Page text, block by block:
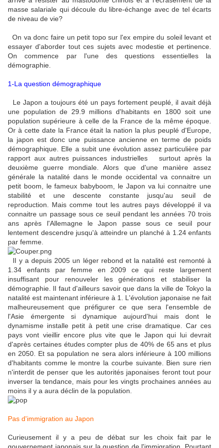
masse salariale qui découle du libre-échange avec de tel écarts
de niveau de vie?
On va donc faire un petit topo sur l'ex empire du soleil levant et
essayer d'aborder tout ces sujets avec modestie et pertinence.
On commence par l'une des questions essentielles la
démographie.
1-La question démographique
Le Japon a toujours été un pays fortement peuplé, il avait déjà
une population de 29.9 millions d'habitants en 1800 soit une
population supérieure à celle de la France de la même époque.
Or à cette date la France était la nation la plus peuplé d'Europe,
la japon est donc une puissance ancienne en terme de poids
démographique. Elle a subit une évolution assez particulière par
rapport aux autres puissances industrielles surtout après la
deuxième guerre mondiale. Alors que d'une manière assez
générale la natalité dans le monde occidental va connaitre un
petit boom, le fameux babyboom, le Japon va lui connaitre une
stabilité et une descente constante jusqu'au seuil de
reproduction. Mais comme tout les autres pays développé il va
connaitre un passage sous ce seuil pendant les années 70 trois
ans après l'Allemagne le Japon passe sous ce seuil pour
lentement descendre jusqu'à atteindre un planché à 1.24 enfants
par femme.
Il y a depuis 2005 un léger rebond et la natalité est remonté à
1.34 enfants par femme en 2009 ce qui reste largement
insuffisant pour renouveler les générations et stabiliser la
démographie. Il faut d'ailleurs savoir que dans la ville de Tokyo la
natalité est maintenant inférieure à 1. L'évolution japonaise ne fait
malheureusement que préfigurer ce que sera l'ensemble de
l'Asie émergente si dynamique aujourd'hui mais dont le
dynamisme installe petit à petit une crise dramatique. Car ces
pays vont vieillir encore plus vite que le Japon qui lui devrait
d'après certaines études compter plus de 40% de 65 ans et plus
en 2050. Et sa population ne sera alors inférieure à 100 millions
d'habitants comme le montre la courbe suivante. Bien sure rien
n'interdit de penser que les autorités japonaises feront tout pour
inverser la tendance, mais pour les vingts prochaines années au
moins il y a aura déclin de la population.
Pas d'immigration au Japon
Curieusement il y a peu de débat sur les choix fait par le